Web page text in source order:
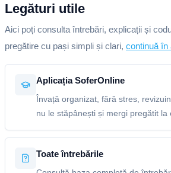
Legături utile
Aici poți consulta întrebări, explicații și
pregătire cu pași simpli și clari, continuă în
Aplicația SoferOnline
Învață organizat, fără stres,
nu le stăpânești și mergi pregătit la
Toate întrebările